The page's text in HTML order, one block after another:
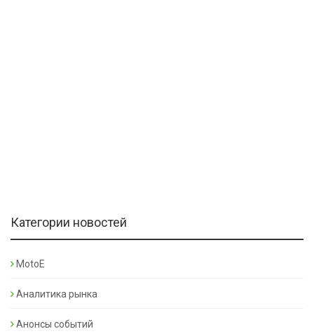
Категории новостей
MotoE
Аналитика рынка
Анонсы событий